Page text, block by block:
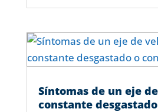
Síntomas de un eje
constante